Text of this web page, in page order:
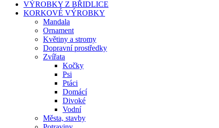
VÝROBKY Z BŘIDLICE
KORKOVÉ VÝROBKY
Mandala
Ornament
Květiny a stromy
Dopravní prostředky
Zvířata
Kočky
Psi
Ptáci
Domácí
Divoké
Vodní
Města, stavby